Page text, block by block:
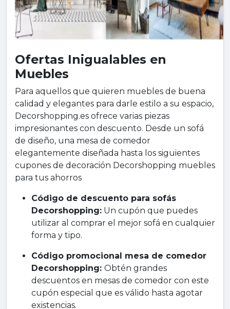
Ofertas Inigualables en
Muebles
Para aquellos que quieren muebles de buena
calidad y elegantes para darle estilo a su espacio,
Decorshopping.es ofrece varias piezas
impresionantes con descuento. Desde un sofá
de diseño, una mesa de comedor
elegantemente diseñada hasta los siguientes
cupones de decoración Decorshopping muebles
para tus ahorros
Código de descuento para sofás
Decorshopping: Un cupón que puedes
utilizar al comprar el mejor sofá en cualquier
forma y tipo.
Código promocional mesa de comedor
Decorshopping: Obtén grandes
descuentos en mesas de comedor con este
cupón especial que es válido hasta agotar
existencias.